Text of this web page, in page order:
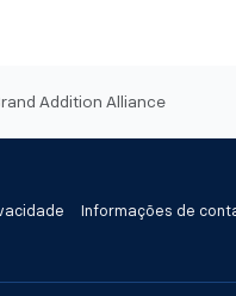
Addition Alliance
Informações de